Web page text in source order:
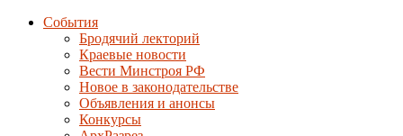
События
Бродячий лекторий
Краевые новости
Вести Минстроя РФ
Новое в законодательстве
Объявления и анонсы
Конкурсы